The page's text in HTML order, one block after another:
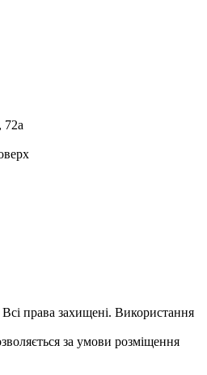
72а
права захищені. Використання
за умови розміщення